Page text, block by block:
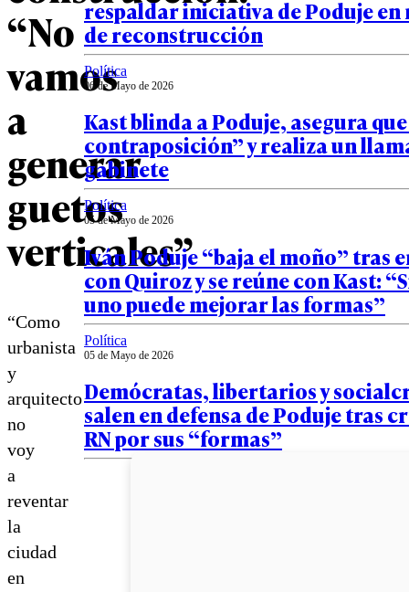
“No
vamos
a
generar
guetos
verticales”
“Como
urbanista
y
arquitecto
no
voy
a
reventar
la
ciudad
en
respaldar iniciativa de Poduje
de reconstrucción
Política
06 de Mayo de 2026
Kast blinda a Poduje, asegura
contraposición” y realiza un
gabinete
Política
05 de Mayo de 2026
Iván Poduje “baja el moño” tras
con Quiroz y se reúne con Kast:
uno puede mejorar las formas”
Política
05 de Mayo de 2026
Demócratas, libertarios y
salen en defensa de Poduje tras
RN por sus “formas”